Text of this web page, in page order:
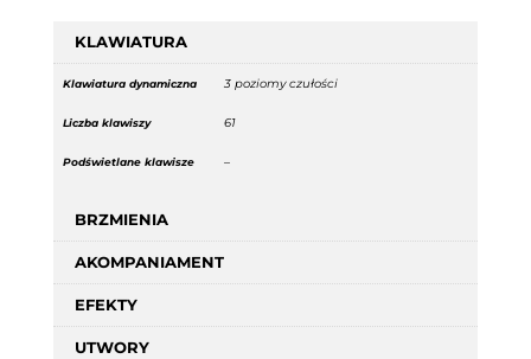
KLAWIATURA
Klawiatura dynamiczna 3 poziomy czułości
Liczba klawiszy 61
Podświetlane klawisze –
BRZMIENIA
AKOMPANIAMENT
EFEKTY
UTWORY